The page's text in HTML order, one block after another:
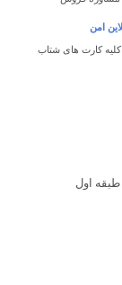
امن
کلیه کارت های شتاب